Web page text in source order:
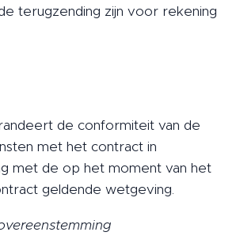
terugzending zijn voor rekening
de conformiteit van de
met het contract in
met de op het moment van het
geldende wetgeving.